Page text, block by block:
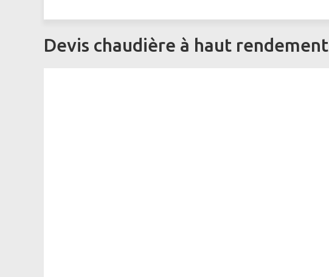
Devis chaudière à haut rendement